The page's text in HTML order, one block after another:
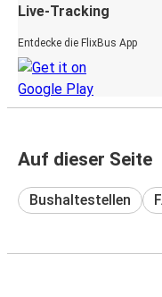
Live-Tracking
Entdecke die FlixBus App
Auf dieser Seite
Bushaltestellen